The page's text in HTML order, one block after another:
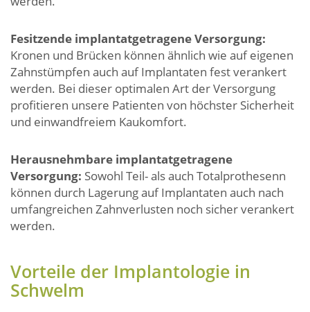
Fesitzende implantatgetragene Versorgung:
Kronen und Brücken können ähnlich wie auf eigenen
Zahnstümpfen auch auf Implantaten fest verankert
werden. Bei dieser optimalen Art der Versorgung
profitieren unsere Patienten von höchster Sicherheit
und einwandfreiem Kaukomfort.
Herausnehmbare implantatgetragene
Versorgung: Sowohl Teil- als auch Totalprothesenn
können durch Lagerung auf Implantaten auch nach
umfangreichen Zahnverlusten noch sicher verankert
werden.
Vorteile der Implantologie in
Schwelm